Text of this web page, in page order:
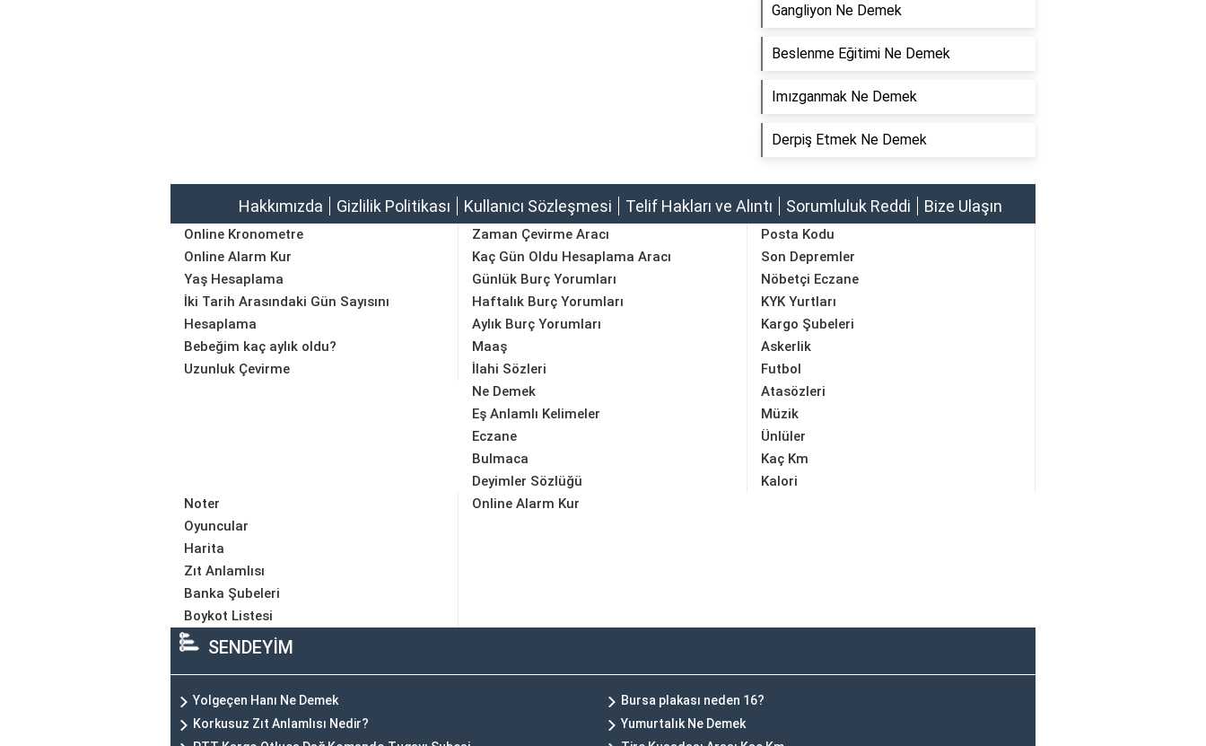
Gangliyon Ne Demek
Beslenme Eğitimi Ne Demek
Imızganmak Ne Demek
Derpiş Etmek Ne Demek
Hakkımızda Gizlilik Politikası Kullanıcı Sözleşmesi Telif Hakları ve Alıntı Sorumluluk Reddi Bize Ulaşın
Online Kronometre
Online Alarm Kur
Yaş Hesaplama
İki Tarih Arasındaki Gün Sayısını
Hesaplama
Bebeğim kaç aylık oldu?
Uzunluk Çevirme
Zaman Çevirme Aracı
Kaç Gün Oldu Hesaplama Aracı
Günlük Burç Yorumları
Haftalık Burç Yorumları
Aylık Burç Yorumları
Maaş
Posta Kodu
Son Depremler
Nöbetçi Eczane
KYK Yurtları
Kargo Şubeleri
Askerlik
İlahi Sözleri
Ne Demek
Eş Anlamlı Kelimeler
Eczane
Bulmaca
Deyimler Sözlüğü
Futbol
Atasözleri
Müzik
Ünlüler
Kaç Km
Kalori
Noter
Oyuncular
Harita
Zıt Anlamlısı
Banka Şubeleri
Boykot Listesi
Online Alarm Kur
SENDEYİM
Yolgeçen Hanı Ne Demek
Bursa plakası neden 16?
Korkusuz Zıt Anlamlısı Nedir?
Yumurtalık Ne Demek